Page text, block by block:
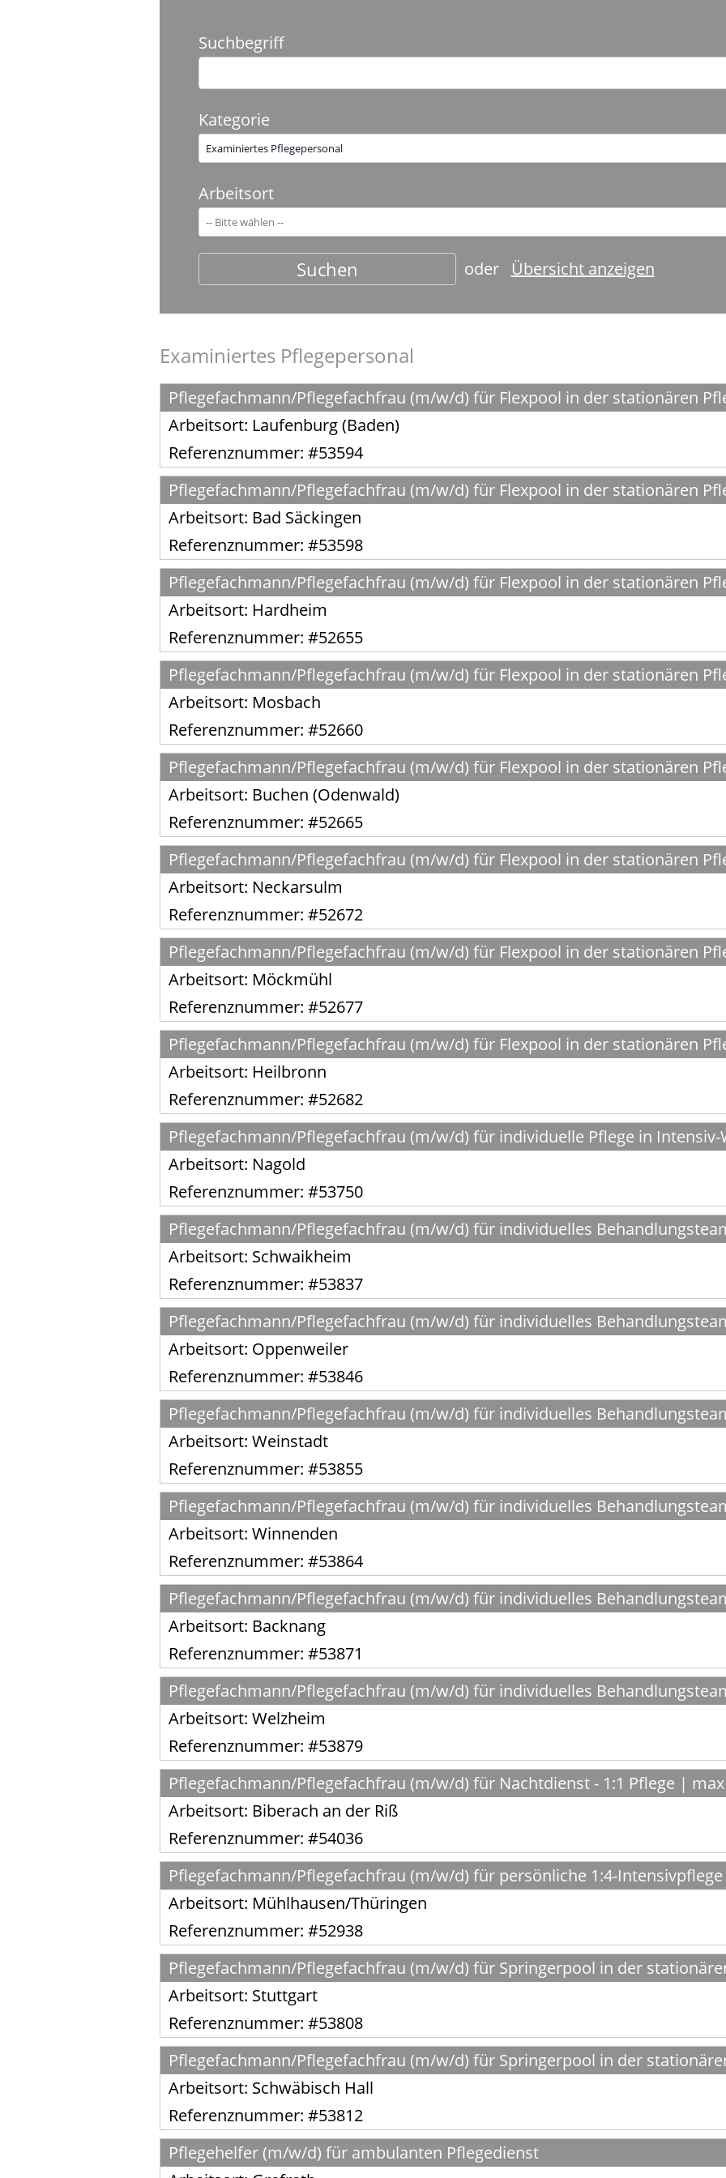
Suchbegriff
Kategorie
Examiniertes Pflegepersonal
Arbeitsort
oder Übersicht anzeigen
Examiniertes Pflegepersonal
Pflegefachmann/Pflegefachfrau (m/w/d) für Flexpool in der stationären
Arbeitsort: Laufenburg (Baden)
Referenznummer: #53594
Pflegefachmann/Pflegefachfrau (m/w/d) für Flexpool in der stationären
Arbeitsort: Bad Säckingen
Referenznummer: #53598
Pflegefachmann/Pflegefachfrau (m/w/d) für Flexpool in der stationären
Arbeitsort: Hardheim
Referenznummer: #52655
Pflegefachmann/Pflegefachfrau (m/w/d) für Flexpool in der stationären
Arbeitsort: Mosbach
Referenznummer: #52660
Pflegefachmann/Pflegefachfrau (m/w/d) für Flexpool in der stationären
Arbeitsort: Buchen (Odenwald)
Referenznummer: #52665
Pflegefachmann/Pflegefachfrau (m/w/d) für Flexpool in der stationären
Arbeitsort: Neckarsulm
Referenznummer: #52672
Pflegefachmann/Pflegefachfrau (m/w/d) für Flexpool in der stationären
Arbeitsort: Möckmühl
Referenznummer: #52677
Pflegefachmann/Pflegefachfrau (m/w/d) für Flexpool in der stationären
Arbeitsort: Heilbronn
Referenznummer: #52682
Pflegefachmann/Pflegefachfrau (m/w/d) für individuelle Pflege in
Arbeitsort: Nagold
Referenznummer: #53750
Pflegefachmann/Pflegefachfrau (m/w/d) für individuelles
Arbeitsort: Schwaikheim
Referenznummer: #53837
Pflegefachmann/Pflegefachfrau (m/w/d) für individuelles
Arbeitsort: Oppenweiler
Referenznummer: #53846
Pflegefachmann/Pflegefachfrau (m/w/d) für individuelles
Arbeitsort: Weinstadt
Referenznummer: #53855
Pflegefachmann/Pflegefachfrau (m/w/d) für individuelles
Arbeitsort: Winnenden
Referenznummer: #53864
Pflegefachmann/Pflegefachfrau (m/w/d) für individuelles
Arbeitsort: Backnang
Referenznummer: #53871
Pflegefachmann/Pflegefachfrau (m/w/d) für individuelles
Arbeitsort: Welzheim
Referenznummer: #53879
Pflegefachmann/Pflegefachfrau (m/w/d) für Nachtdienst - 1:1 Pflege |
Arbeitsort: Biberach an der Riß
Referenznummer: #54036
Pflegefachmann/Pflegefachfrau (m/w/d) für persönliche 1:4-Intensivpflege
Arbeitsort: Mühlhausen/Thüringen
Referenznummer: #52938
Pflegefachmann/Pflegefachfrau (m/w/d) für Springerpool in der
Arbeitsort: Stuttgart
Referenznummer: #53808
Pflegefachmann/Pflegefachfrau (m/w/d) für Springerpool in der
Arbeitsort: Schwäbisch Hall
Referenznummer: #53812
Pflegehelfer (m/w/d) für ambulanten Pflegedienst